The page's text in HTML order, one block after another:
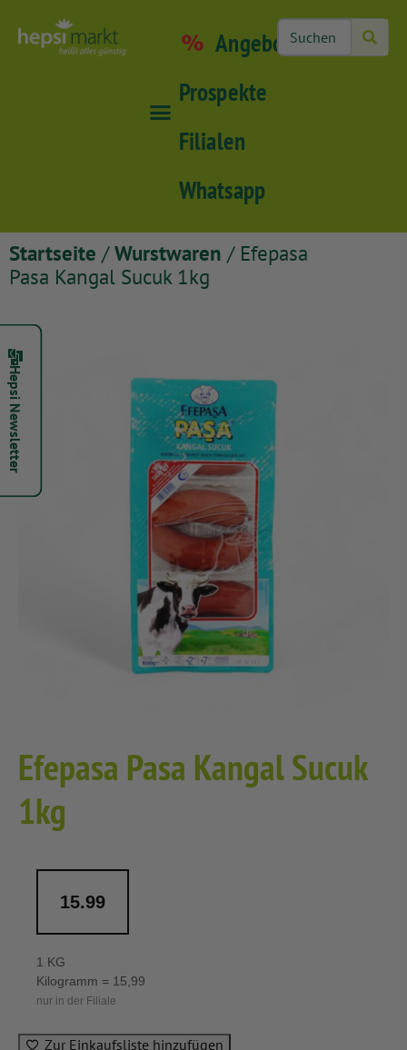
Hepsi Newsletter
Angebote
Prospekte
Filialen
Whatsapp
Startseite /Wurstwaren / Efepasa
Pasa Kangal Sucuk 1kg
Efepasa Pasa Kangal Sucuk
1kg
15.99
1 KG
Kilogramm = 15,99
nur in der Filiale
Zur Einkaufsliste hinzufügen